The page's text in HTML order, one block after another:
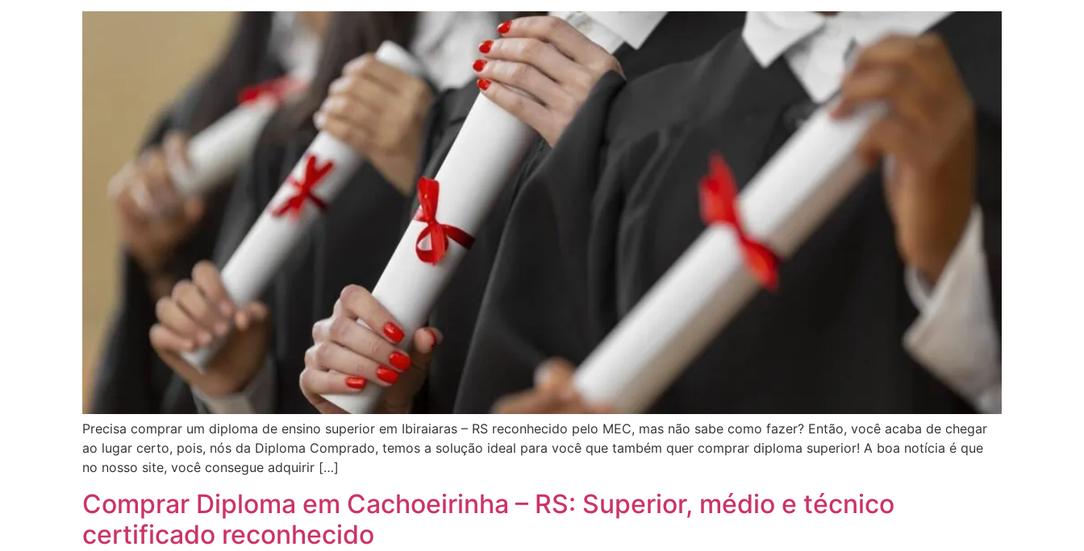
Precisa comprar um diploma de ensino superior em Ibiraiaras – RS reconhecido pelo MEC, mas não sabe como fazer? Então, você acaba de chegar
ao lugar certo, pois, nós da Diploma Comprado, temos a solução ideal para você que também quer comprar diploma superior! A boa notícia é que
no nosso site, você consegue adquirir […]
Comprar Diploma em Cachoeirinha – RS: Superior, médio e técnico
certificado reconhecido